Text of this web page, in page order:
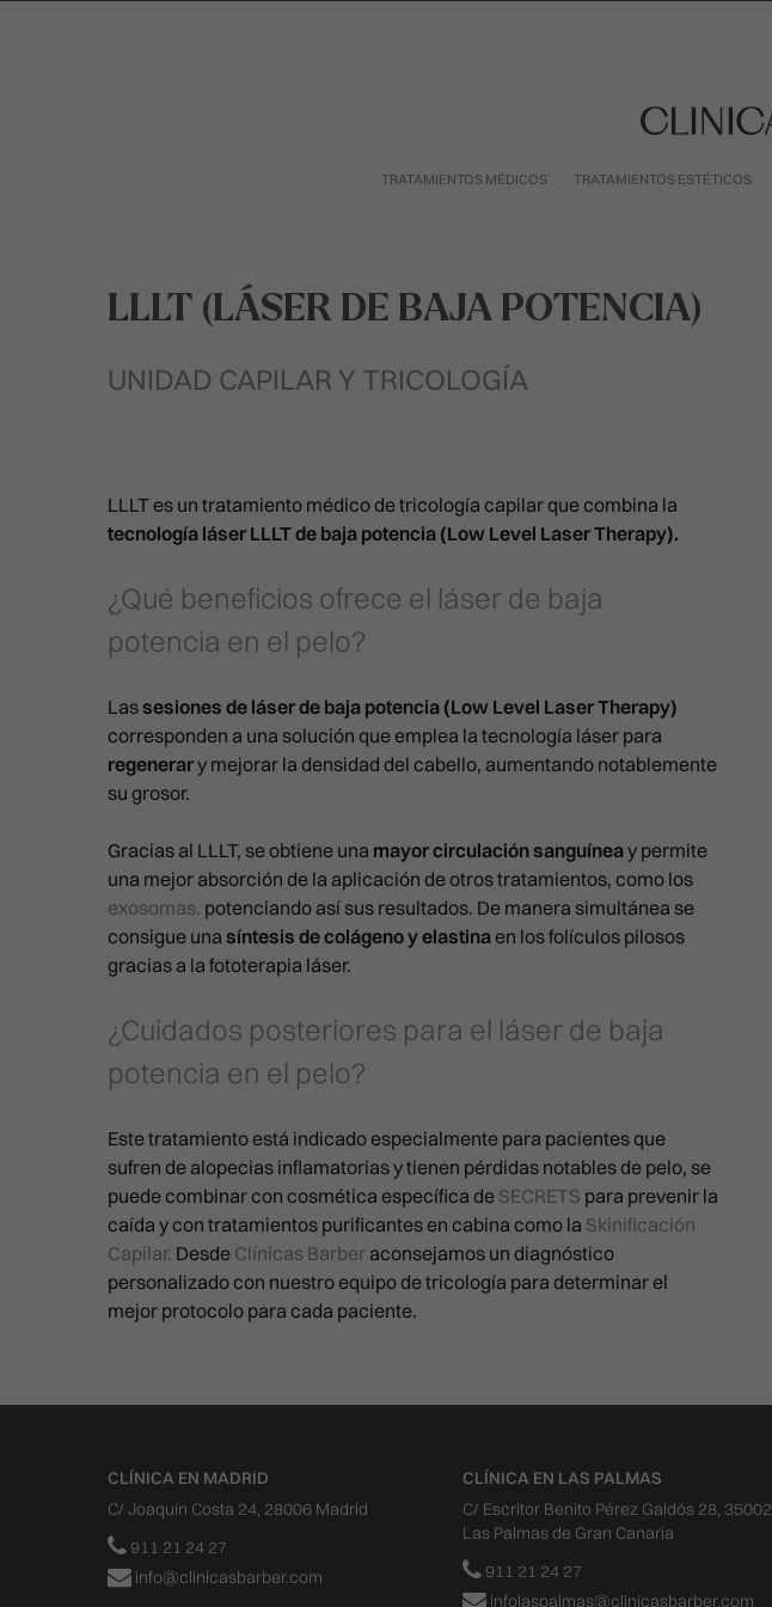
TRATAMIENTOS MÉDICOS TRATAMIENTOS ESTÉTICOS
LLLT (LÁSER DE BAJA POTENCIA)
UNIDAD CAPILAR Y TRICOLOGÍA
LLLT es un tratamiento médico de tricología capilar que combina la
tecnología láser LLLT de baja potencia (Low Level Laser Therapy).
¿Qué beneficios ofrece el láser de baja
potencia en el pelo?
Lassesiones de láser de baja potencia (Low Level Laser Therapy)
corresponden a una solución que emplea la tecnología láser para
regenerary mejorar la densidad del cabello, aumentando notablemente
su grosor.
Gracias al LLLT, se obtiene una mayor circulación sanguíneay permite
una mejor absorción de la aplicación de otros tratamientos, como los
exosomas. potenciando así sus resultados. De manera simultánea se
consigue una síntesis de colágeno y elastinaen los folículos pilosos
gracias a la fototerapia láser.
¿Cuidados posteriores para el láser de baja
potencia en el pelo?
Este tratamiento está indicado especialmente para pacientes que
sufren de alopecias inflamatorias y tienen pérdidas notables de pelo, se
puede combinar con cosmética específica de SECRETS para prevenir la
caída y con tratamientos purificantes en cabina como la Skinificación
Capilar. Desde Clínicas Barber aconsejamos un diagnóstico
personalizado con nuestro equipo de tricología para determinar el
mejor protocolo para cada paciente.
CLÍNICA EN MADRID
C/ Joaquín Costa 24, 28006 Madrid
911 21 24 27
info@clinicasbarber.com
CLÍNICA EN LAS PALMAS
C/ Escritor Benito Pérez Galdós 28, 35002
Las Palmas de Gran Canaria
911 21 24 27
infolaspalmas@clinicasbarber.com